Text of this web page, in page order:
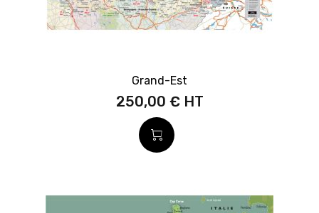
Grand-Est
250,00 €